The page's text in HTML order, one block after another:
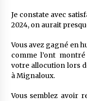
Je constate avec
2024, on aurait
Vous avez gagné en
comme l’ont
votre allocution lors
à Mignaloux.
Vous semblez avoir